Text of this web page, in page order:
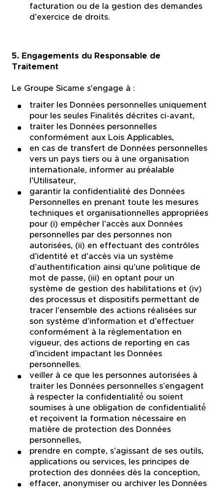
facturation ou de la gestion des demandes
d’exercice de droits.
5. Engagements du Responsable de
Traitement
Le Groupe Sicame s'engage à :
traiter les Données personnelles uniquement
pour les seules Finalités décrites ci-avant,
traiter les Données personnelles
conformément aux Lois Applicables,
en cas de transfert de Données personnelles
vers un pays tiers ou à une organisation
internationale, informer au préalable
l’Utilisateur,
garantir la confidentialité des Données
Personnelles en prenant toute les mesures
techniques et organisationnelles appropriées
pour (i) empêcher l’accès aux Données
personnelles par des personnes non
autorisées, (ii) en effectuant des contrôles
d’identité et d’accès via un système
d’authentification ainsi qu’une politique de
mot de passe, (iii) en optant pour un
système de gestion des habilitations et (iv)
des processus et dispositifs permettant de
tracer l’ensemble des actions réalisées sur
son système d’information et d’effectuer
conformément à la règlementation en
vigueur, des actions de reporting en cas
d’incident impactant les Données
personnelles.
veiller à ce que les personnes autorisées à
traiter les Données personnelles s’engagent
à respecter la confidentialité́ ou soient
soumises à une obligation de confidentialité́
et reçoivent la formation nécessaire en
matière de protection des Données
personnelles,
prendre en compte, s’agissant de ses outils,
applications ou services, les principes de
protection des données dès la conception,
effacer, anonymiser ou archiver les Données